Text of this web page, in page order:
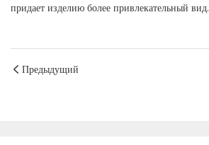
придает изделию более привлекательный вид.
Предыдущий